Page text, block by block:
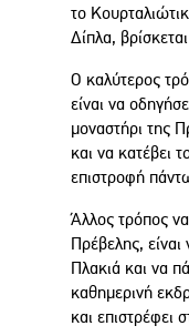
το
Δίπλα,
Ο καλύτερος
είναι να
μοναστήρι της
και να κατέβει
επιστροφή
Άλλος τρόπος
Πρέβελης,
Πλακιά και να
καθημερινή
και επιστρέφει